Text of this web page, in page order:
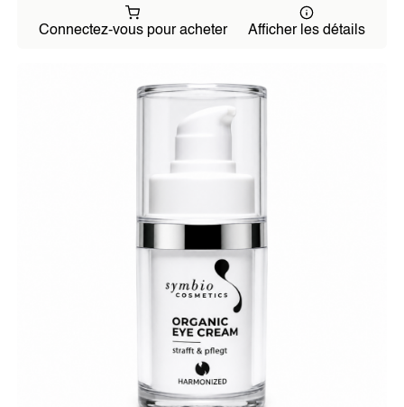
Connectez-vous pour acheter Afficher les détails